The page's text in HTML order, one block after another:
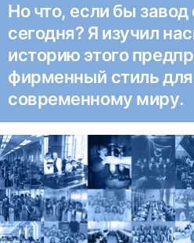
Но что, если бы
сегодня? Я изучил
историю этого
фирменный стиль для
современному миру.